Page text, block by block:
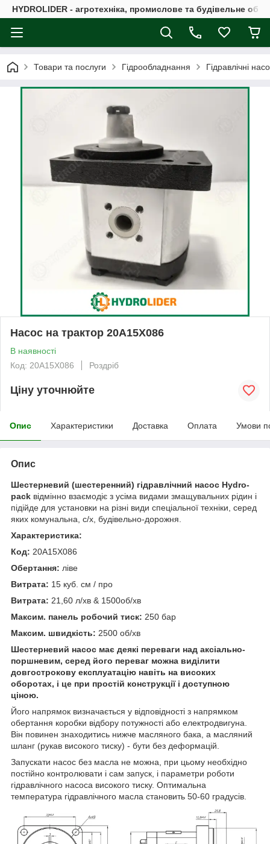
HYDROLIDER - агротехніка, промислове та будівельне
Товари та послуги Гідрообладнання Гідравлічні
Насос на трактор 20A15X086
В наявності
Код: 20A15X086
Роздріб
Ціну уточнюйте
Опис Характеристики Доставка Оплата Умови
Опис
Шестерневий (шестеренний) гідравлічний насос Hydro-
pack відмінно взаємодіє з усіма видами змащувальних рідин і
підійде для установки на різні види спеціальної техніки, серед
яких комунальна, с/х, будівельно-дорожня.
Характеристика:
Код: 20A15X086
Обертання: ліве
Витрата: 15 куб. см / про
Витрата: 21,60 л/хв & 1500об/хв
Максим. панель робочий тиск: 250 бар
Максим. швидкість: 2500 об/хв
Шестерневий насос має деякі переваги над аксіально-
поршневим, серед його переваг можна виділити
довгострокову експлуатацію навіть на високих
оборотах, і це при простій конструкції і доступною
ціною.
Його напрямок визначається у відповідності з напрямком
обертання коробки відбору потужності або електродвигуна.
Він повинен знаходитись нижче масляного бака, а масляний
шланг (рукав високого тиску) - бути без деформацій.
Запускати насос без масла не можна, при цьому необхідно
постійно контролювати і сам запуск, і параметри роботи
гідравлічного насоса високого тиску. Оптимальна
температура гідравлічного масла становить 50-60 градусів.